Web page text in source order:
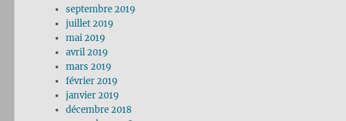
septembre 2019
juillet 2019
mai 2019
avril 2019
mars 2019
février 2019
janvier 2019
décembre 2018